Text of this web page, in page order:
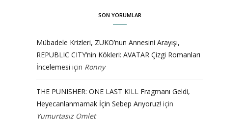
SON YORUMLAR
Mübadele Krizleri, ZUKO’nun Annesini Arayışı,
REPUBLIC CITY’nin Kökleri: AVATAR Çizgi Romanları
İncelemesi için Ronny
THE PUNISHER: ONE LAST KILL Fragmanı Geldi,
Heyecanlanmamak İçin Sebep Arıyoruz! için
Yumurtasız Omlet